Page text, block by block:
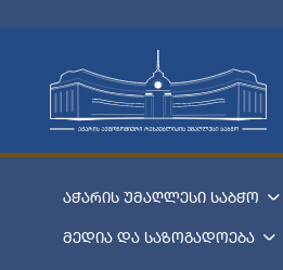
აჭარის უმაღლესი საბჭო
მედია და საზოგადოება